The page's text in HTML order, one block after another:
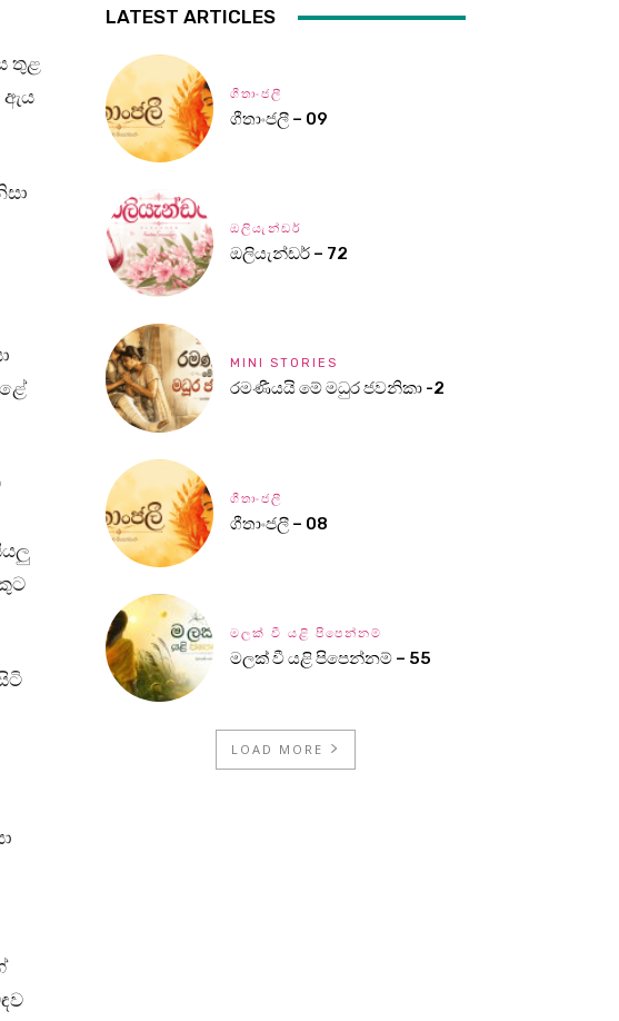
තුළ
ඇය
LATEST ARTICLES
ගීතාංජලී
ගීතාංජලී – 09
ඔලියැන්ඩර්
ඔලියැන්ඩර් – 72
MINI STORIES
රමණීයයි මේ මධුර ජවනිකා -2
ගීතාංජලී
ගීතාංජලී – 08
මලක් වී යළි පිපෙන්නම්
මලක් වී යළි පිපෙන්නම් – 55
LOAD MORE